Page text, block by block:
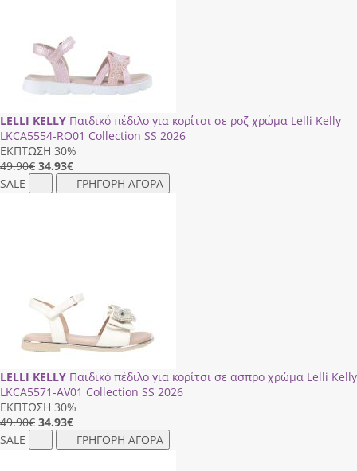
LELLI KELLY Παιδικό πέδιλο για κορίτσι σε ροζ χρώμα Lelli Kelly
LΚCΑ5554-RΟ01 Collection SS 2026
ΕΚΠΤΩΣΗ 30%
49.90€ 34.93€
SALE
ΓΡΗΓΟΡΗ ΑΓΟΡΑ
LELLI KELLY Παιδικό πέδιλο για κορίτσι σε ασπρο χρώμα Lelli Kelly
LΚCΑ5571-ΑV01 Collection SS 2026
ΕΚΠΤΩΣΗ 30%
49.90€ 34.93€
SALE
ΓΡΗΓΟΡΗ ΑΓΟΡΑ